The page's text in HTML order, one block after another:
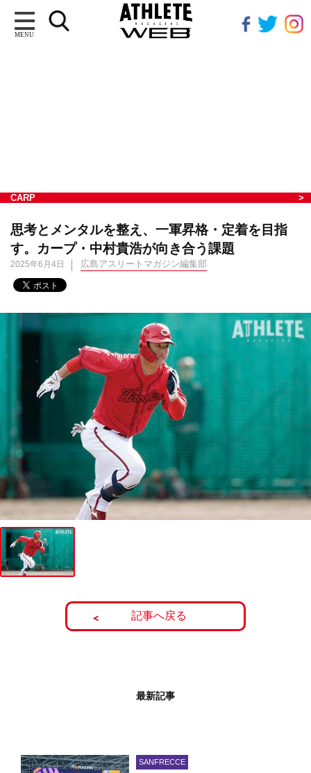
MENU
CARP
思考とメンタルを整え、一軍昇格・定着を目指
す。カープ・中村貴浩が向き合う課題
2025年6月4日 広島アスリートマガジン編集部
記事へ戻る
最新記事
SANFRECCE